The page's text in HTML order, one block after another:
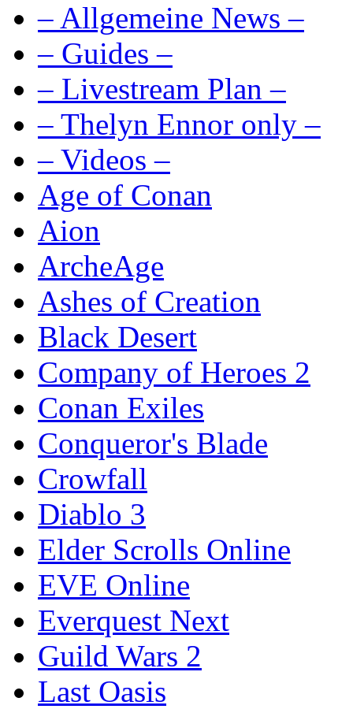
– Allgemeine News –
– Guides –
– Livestream Plan –
– Thelyn Ennor only –
– Videos –
Age of Conan
Aion
ArcheAge
Ashes of Creation
Black Desert
Company of Heroes 2
Conan Exiles
Conqueror's Blade
Crowfall
Diablo 3
Elder Scrolls Online
EVE Online
Everquest Next
Guild Wars 2
Last Oasis